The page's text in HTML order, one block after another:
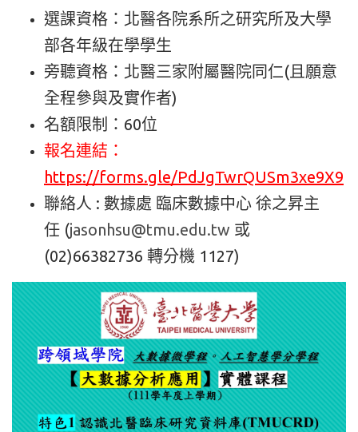
選課資格：北醫各院系所之研究所及大學
部各年級在學學生
旁聽資格：北醫三家附屬醫院同仁(且願意
全程參與及實作者)
名額限制：60位
報名連結：
https://forms.gle/PdJgTwrQUSm3xe9X9
聯絡人 : 數據處 臨床數據中心 徐之昇主
任 (jasonhsu@tmu.edu.tw 或
(02)66382736 轉分機 1127)